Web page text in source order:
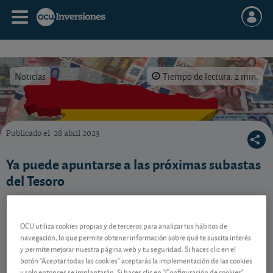
Noticias Tiempo de lectura: 2 min.
Publicado el 28 abril 2023
Ya puede apuntarse a las próximas subastas
del Tesoro
El Tesoro vuelve a subastar letras a varios plazos en
interesan.
Dos fechas en mayo
OCU utiliza cookies propias y de terceros para analizar tus hábitos de
navegación, lo que permite obtener información sobre qué te suscita interés
y permite mejorar nuestra página web y tu seguridad. Si haces clic en el
botón "Aceptar todas las cookies" aceptarás la implementación de las cookies